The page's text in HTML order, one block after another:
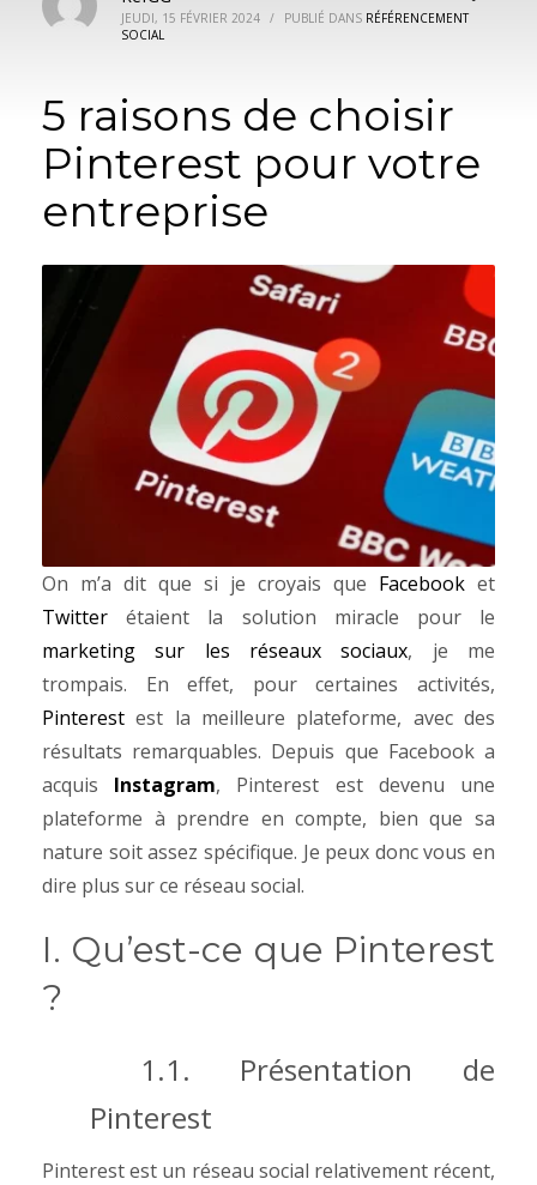
JEUDI, 15 FÉVRIER 2024 / PUBLIÉ DANS RÉFÉRENCEMENT
SOCIAL
5 raisons de choisir
Pinterest pour votre
entreprise
On m’a dit que si je croyais que Facebook et
Twitter étaient la solution miracle pour le
marketing sur les réseaux sociaux, je me
trompais. En effet, pour certaines activités,
Pinterest est la meilleure plateforme, avec des
résultats remarquables. Depuis que Facebook a
acquis Instagram, Pinterest est devenu une
plateforme à prendre en compte, bien que sa
nature soit assez spécifique. Je peux donc vous en
dire plus sur ce réseau social.
I. Qu’est-ce que Pinterest
?
1.1. Présentation de
Pinterest
Pinterest est un réseau social relativement récent,